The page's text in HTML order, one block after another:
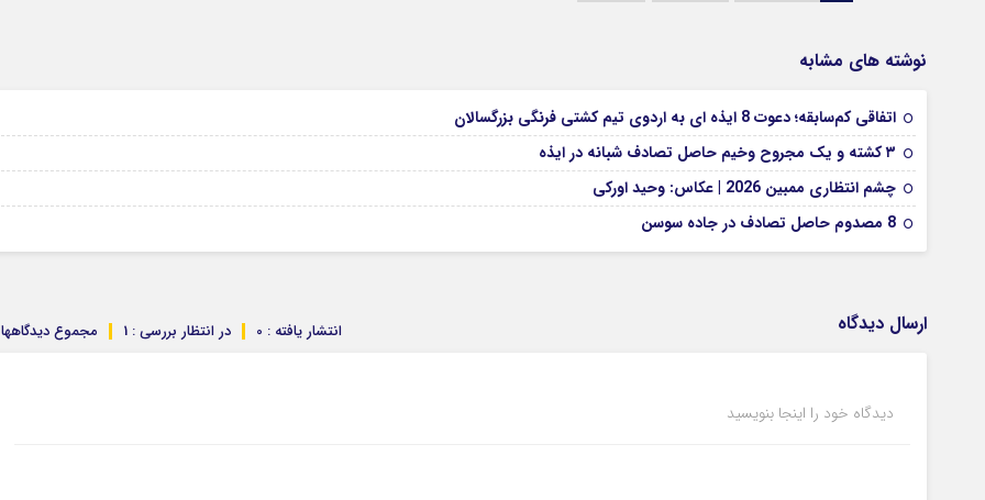
نوشته های مشابه
اتفاقی کم‌سابقه؛ دعوت 8 ایذه ای به اردوی تیم کشتی فرنگی بزرگسالان
۳ کشته و یک مجروح وخیم حاصل تصادف شبانه در ایذه
چشم انتظاری ممبین 2026 | عکاس: وحید اورکی
8 مصدوم حاصل تصادف در جاده سوسن
ارسال دیدگاه مجموع دیدگاهها در انتظار بررسی : 1 انتشار یافته : 0
دیدگاه خود را اینجا بنویسید